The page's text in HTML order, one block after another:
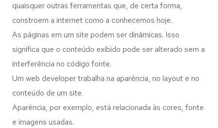
quaisquer outras ferramentas que, de certa forma,
constroem a internet como a conhecemos hoje.
As páginas em um site podem ser dinâmicas. Isso
significa que o conteúdo exibido pode ser alterado sem a
interferência no código fonte.
Um web developer trabalha na aparência, no layout e no
conteúdo de um site.
Aparência, por exemplo, está relacionada às cores, fonte
e imagens usadas.